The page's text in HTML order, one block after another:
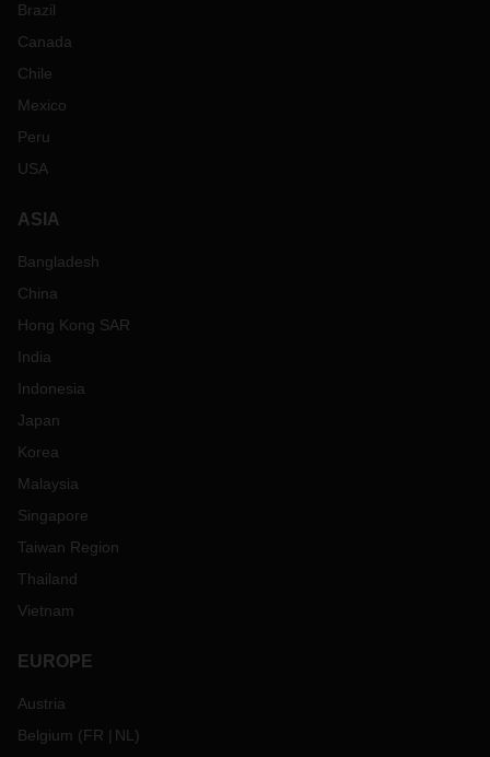
Brazil
Canada
Chile
Mexico
Peru
USA
ASIA
Bangladesh
China
Hong Kong SAR
India
Indonesia
Japan
Korea
Malaysia
Singapore
Taiwan Region
Thailand
Vietnam
EUROPE
Austria
Belgium (FR NL )